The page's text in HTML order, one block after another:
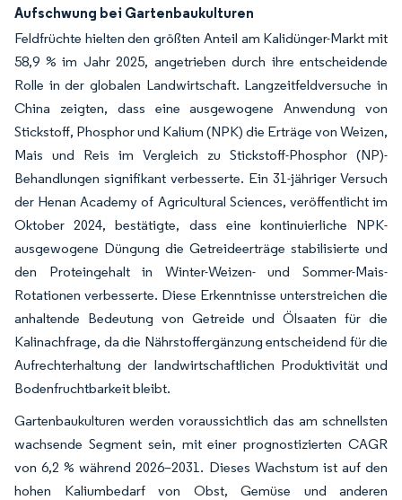
Aufschwung bei Gartenbaukulturen
Feldfrüchte hielten den größten Anteil am Kalidünger-Markt mit
58,9 % im Jahr 2025, angetrieben durch ihre entscheidende
Rolle in der globalen Landwirtschaft. Langzeitfeldversuche in
China zeigten, dass eine ausgewogene Anwendung von
Stickstoff, Phosphor und Kalium (NPK) die Erträge von Weizen,
Mais und Reis im Vergleich zu Stickstoff-Phosphor (NP)-
Behandlungen signifikant verbesserte. Ein 31-jähriger Versuch
der Henan Academy of Agricultural Sciences, veröffentlicht im
Oktober 2024, bestätigte, dass eine kontinuierliche NPK-
ausgewogene Düngung die Getreideerträge stabilisierte und
den Proteingehalt in Winter-Weizen- und Sommer-Mais-
Rotationen verbesserte. Diese Erkenntnisse unterstreichen die
anhaltende Bedeutung von Getreide und Ölsaaten für die
Kalinachfrage, da die Nährstoffergänzung entscheidend für die
Aufrechterhaltung der landwirtschaftlichen Produktivität und
Bodenfruchtbarkeit bleibt.
Gartenbaukulturen werden voraussichtlich das am schnellsten
wachsende Segment sein, mit einer prognostizierten CAGR
von 6,2 % während 2026–2031. Dieses Wachstum ist auf den
hohen Kaliumbedarf von Obst, Gemüse und anderen